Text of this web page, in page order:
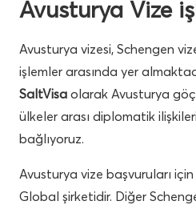
Avusturya Vize
Avusturya vizesi, Schengen
işlemler arasında yer
SaltVisa olarak Avusturya
ülkeler arası diplomatik
bağlıyoruz.
Avusturya vize başvuruları
Global şirketidir. Diğer